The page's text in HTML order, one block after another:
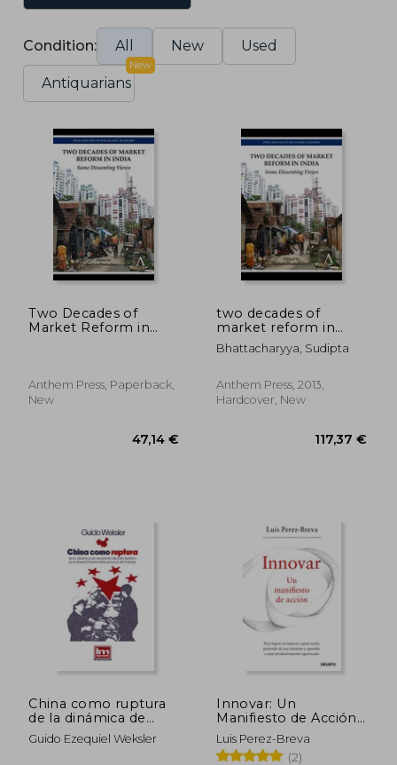
Condition: All New Used
Antiquarians
New
Two Decades of
Market Reform in
Studies,India and Asia
in the Global
Anthem Press, Paperback,
New
two decades of
market reform in
india: some dissenting
views
Bhattacharyya, Sudipta
Anthem Press, 2013,
Hardcover, New
China como ruptura
de la dinámica de
desarrollo del Este
Asiático en la Nueva
Guido Ezequiel Weksler
Innovar: Un
Manifiesto de Acción
(Deusto) (in Spanish)
Luis Perez-Breva
(2)